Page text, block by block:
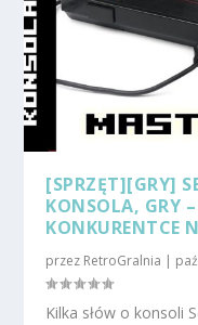
[SPRZĘT][GRY]
KONSOLA, GRY
KONKURENTCE
przez RetroGralnia |
Kilka słów o konsoli